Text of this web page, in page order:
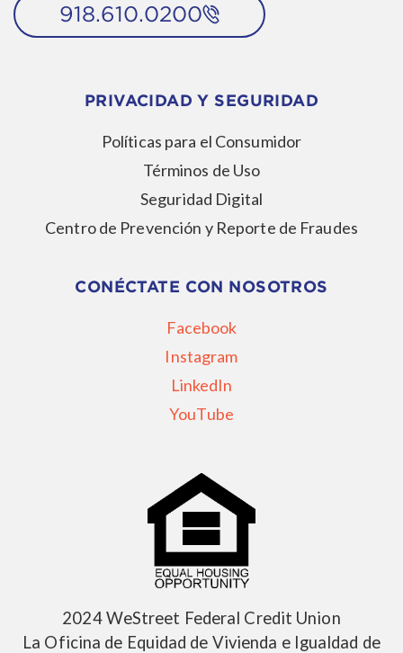
918.610.0200
PRIVACIDAD Y SEGURIDAD
Políticas para el Consumidor
Términos de Uso
Seguridad Digital
Centro de Prevención y Reporte de Fraudes
CONÉCTATE CON NOSOTROS
Facebook
Instagram
LinkedIn
YouTube
2024 WeStreet Federal Credit Union
La Oficina de Equidad de Vivienda e Igualdad de